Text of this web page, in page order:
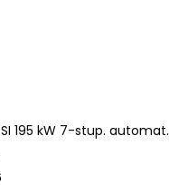
195 kW 7-stup. automat.